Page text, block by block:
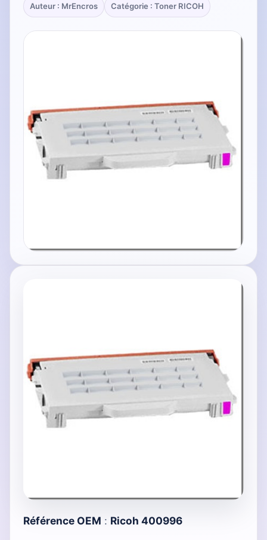
Auteur : MrEncros Catégorie : Toner RICOH
Référence OEM : Ricoh 400996